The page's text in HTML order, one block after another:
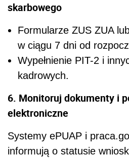
skarbowego
Formularze ZUS ZUA
w ciągu 7 dni od
Wypełnienie PIT-2 i
kadrowych.
6. Monitoruj dokumenty i
elektroniczne
Systemy ePUAP i
informują o statusie